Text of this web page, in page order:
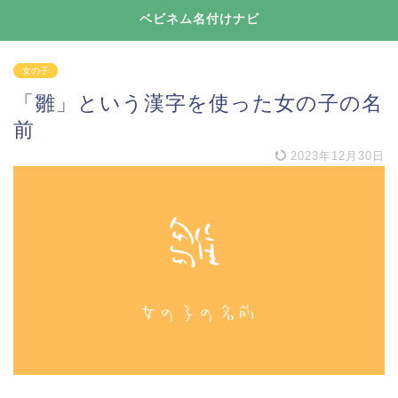
ベビネム名付けナビ
女の子
「雛」という漢字を使った女の子の名
前
2023年12月30日